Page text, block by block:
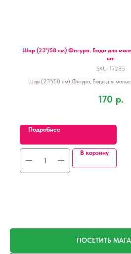
Шар (23''/58 см) Фигура, Боди для
шт.
SKU: 17285
Шар (23''/58 см) Фигура, Боди для
170 р.
Подробнее
В корзину
ПОСЕТИТЬ